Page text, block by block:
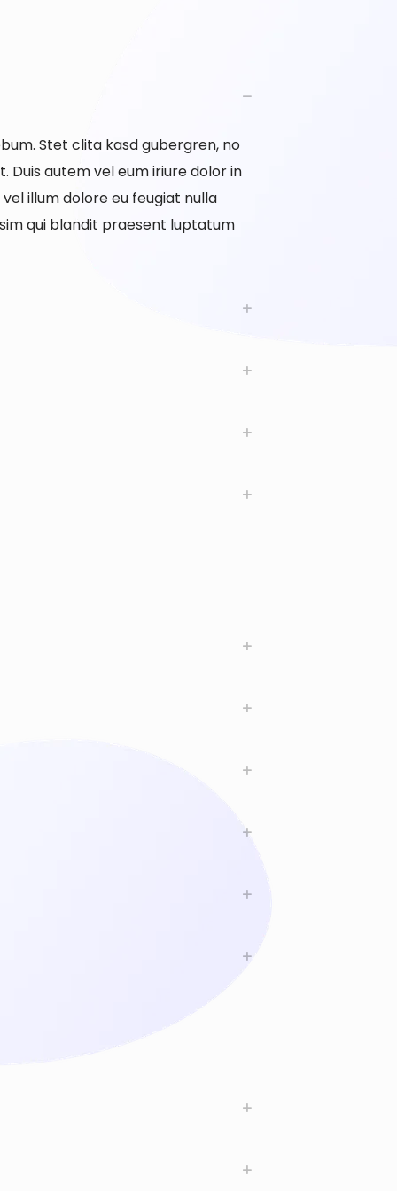
Stet clita kasd gubergren, no
Duis autem vel eum iriure dolor in
illum dolore eu feugiat nulla
qui blandit praesent luptatum